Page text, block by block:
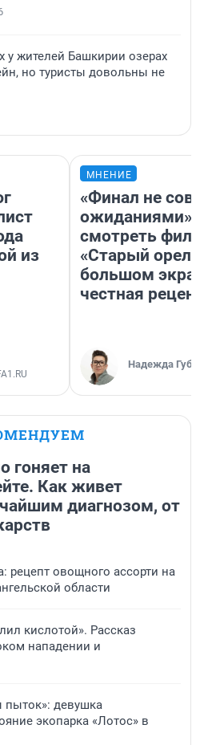
у жителей Башкирии озерах
но туристы довольны не
из
МНЕНИЕ
«Финал не
ожиданиями»:
смотреть
«Старый орел»
большом
честная
Надежда
гоняет на
Как живет
диагнозом, от
рецепт овощного ассорти на
области
кислотой». Рассказ
нападении и
пыток»: девушка
экопарка «Лотос» в